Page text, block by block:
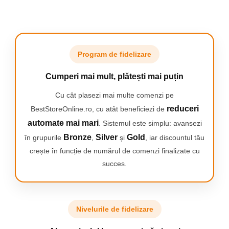
Componente si Piese Biciclete
Huse protectie biciclete
Lumini bicicleta
TV, Audio-Video & Foto
Accesorii foto & video
Binocluri
Boxe Portabile
Dispozitive Spionaj
KIT ESENTIAL
Daca detii unul dintre aspiratoarele Xiaomi, esti in locul potrivit.
Setul nostru consta din piese de schimb absolut necesare pentru
aspiratorul dumneavoastra. Setul include
rotativa,2 perii laterale, 2 carpe de mop.In plus, in setul
indemana pentru curatarea componentelor robotului
surubelnita pentru asamblare.
Ofera robotului tau
Xiaomi un upgrade
profesional! Set perii -
Curatenie la cel mai
inalt nivel! ?
CURATARE COMODA
Program de fidelizare
Cumperi mai mult, plătești mai puțin
Cu cât plasezi mai multe comenzi pe
BestStoreOnline.ro, cu atât beneficiezi de reduceri
automate mai mari. Sistemul este simplu: avansezi
în grupurile Bronze Silver și Gold
, iar discountul tău
crește în funcție de numărul de comenzi finalizate cu
succes.
Nivelurile de fidelizare